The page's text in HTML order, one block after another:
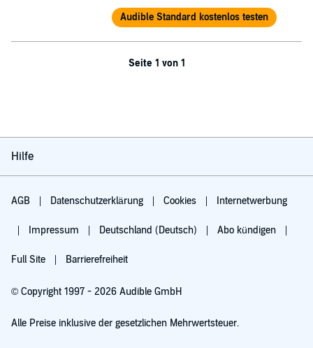
Audible Standard kostenlos testen
Seite 1 von 1
Hilfe
AGB Datenschutzerklärung Cookies Internetwerbung
Impressum Deutschland (Deutsch) Abo kündigen
Full Site Barrierefreiheit
© Copyright 1997 - 2026 Audible GmbH
Alle Preise inklusive der gesetzlichen Mehrwertsteuer.